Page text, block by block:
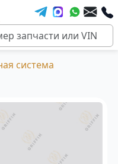
система